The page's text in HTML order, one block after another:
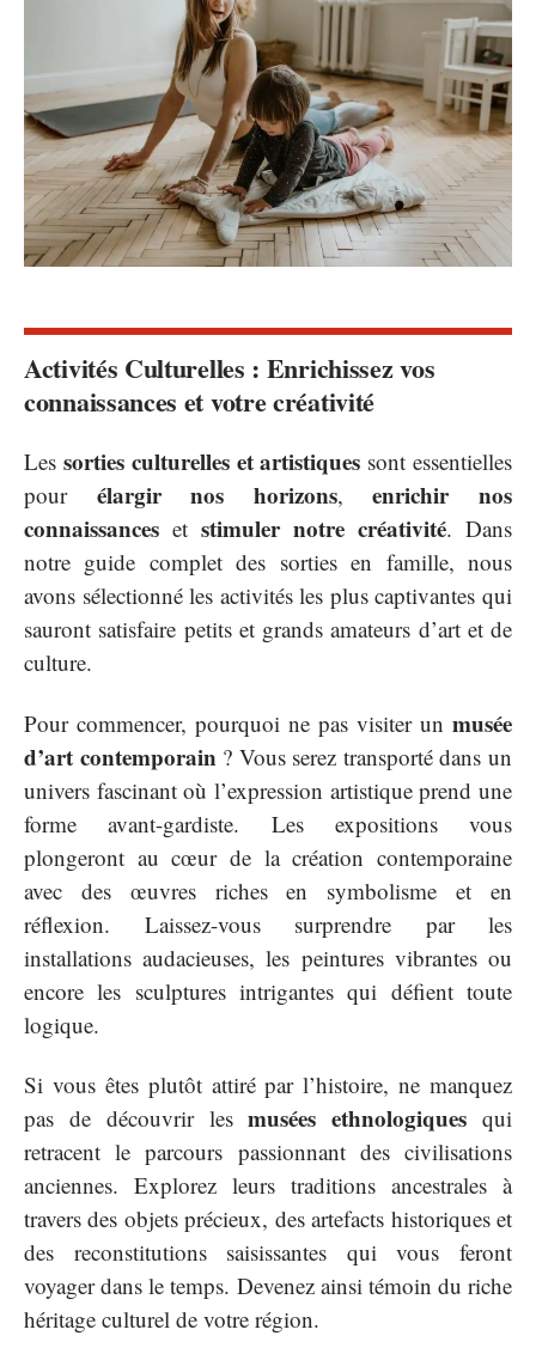
Activités Culturelles : Enrichissez vos
connaissances et votre créativité
Les sorties culturelles et artistiques sont essentielles
pour élargir nos horizons,enrichir nos
connaissances et stimuler notre créativité. Dans
notre guide complet des sorties en famille, nous
avons sélectionné les activités les plus captivantes qui
sauront satisfaire petits et grands amateurs d’art et de
culture.
Pour commencer, pourquoi ne pas visiter un musée
d’art contemporain ? Vous serez transporté dans un
univers fascinant où l’expression artistique prend une
forme avant-gardiste. Les expositions vous
plongeront au cœur de la création contemporaine
avec des œuvres riches en symbolisme et en
réflexion. Laissez-vous surprendre par les
installations audacieuses, les peintures vibrantes ou
encore les sculptures intrigantes qui défient toute
logique.
Si vous êtes plutôt attiré par l’histoire, ne manquez
pas de découvrir lesmusées ethnologiques qui
retracent le parcours passionnant des civilisations
anciennes. Explorez leurs traditions ancestrales à
travers des objets précieux, des artefacts historiques et
des reconstitutions saisissantes qui vous feront
voyager dans le temps. Devenez ainsi témoin du riche
héritage culturel de votre région.